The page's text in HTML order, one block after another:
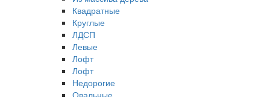
Квадратные
Круглые
ЛДСП
Левые
Лофт
Лофт
Недорогие